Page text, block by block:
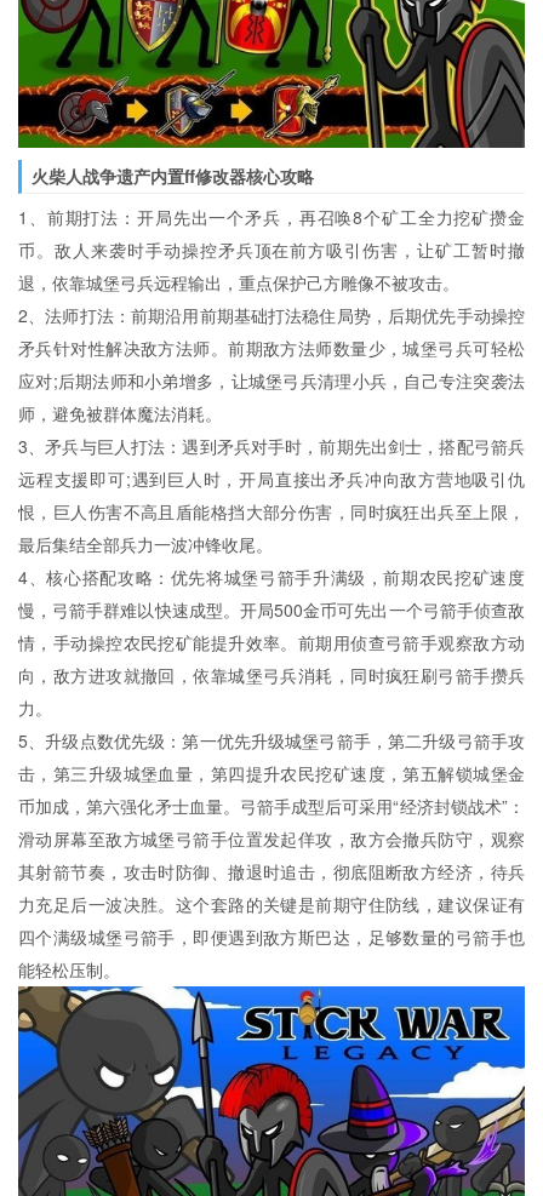
火柴人战争遗产内置ff修改器核心攻略
1、前期打法：开局先出一个矛兵，再召唤8个矿工全力挖矿攒金
币。敌人来袭时手动操控矛兵顶在前方吸引伤害，让矿工暂时撤
退，依靠城堡弓兵远程输出，重点保护己方雕像不被攻击。
2、法师打法：前期沿用前期基础打法稳住局势，后期优先手动操控
矛兵针对性解决敌方法师。前期敌方法师数量少，城堡弓兵可轻松
应对;后期法师和小弟增多，让城堡弓兵清理小兵，自己专注突袭法
师，避免被群体魔法消耗。
3、矛兵与巨人打法：遇到矛兵对手时，前期先出剑士，搭配弓箭兵
远程支援即可;遇到巨人时，开局直接出矛兵冲向敌方营地吸引仇
恨，巨人伤害不高且盾能格挡大部分伤害，同时疯狂出兵至上限，
最后集结全部兵力一波冲锋收尾。
4、核心搭配攻略：优先将城堡弓箭手升满级，前期农民挖矿速度
慢，弓箭手群难以快速成型。开局500金币可先出一个弓箭手侦查敌
情，手动操控农民挖矿能提升效率。前期用侦查弓箭手观察敌方动
向，敌方进攻就撤回，依靠城堡弓兵消耗，同时疯狂刷弓箭手攒兵
力。
5、升级点数优先级：第一优先升级城堡弓箭手，第二升级弓箭手攻
击，第三升级城堡血量，第四提升农民挖矿速度，第五解锁城堡金
币加成，第六强化矛士血量。弓箭手成型后可采用“经济封锁战术”：
滑动屏幕至敌方城堡弓箭手位置发起佯攻，敌方会撤兵防守，观察
其射箭节奏，攻击时防御、撤退时追击，彻底阻断敌方经济，待兵
力充足后一波决胜。这个套路的关键是前期守住防线，建议保证有
四个满级城堡弓箭手，即便遇到敌方斯巴达，足够数量的弓箭手也
能轻松压制。